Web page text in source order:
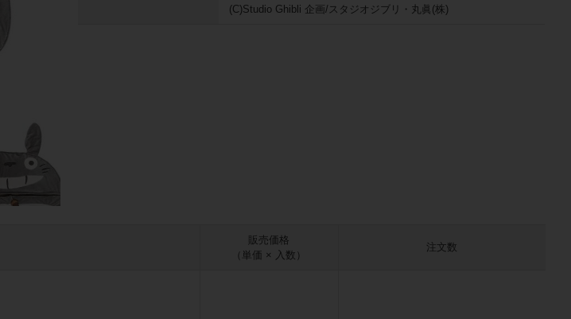
(C)Studio Ghibli 企画/スタジオジブリ・丸眞(株)
販売価格
（単価 × 入数）
注文数